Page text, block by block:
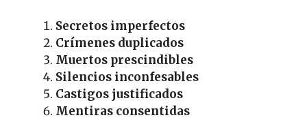
Secretos imperfectos
Crímenes duplicados
Muertos prescindibles
Silencios inconfesables
Castigos justificados
Mentiras consentidas